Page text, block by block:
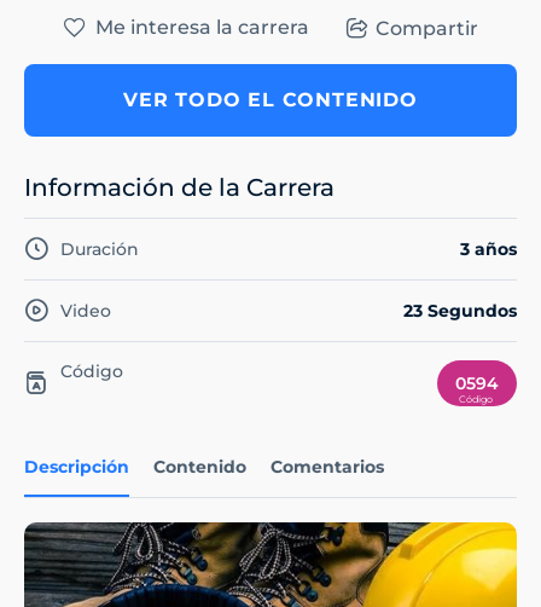
Descripción Contenido Comentarios
Me interesa la carrera Compartir
VER TODO EL CONTENIDO
Información de la Carrera
Duración 3 años
Video 23 Segundos
Código
0594